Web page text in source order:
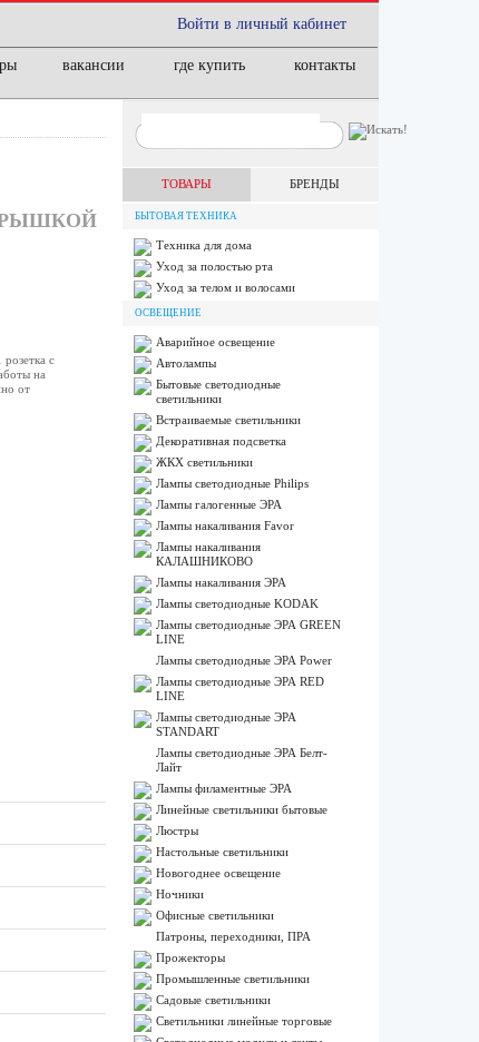
Войти в личный кабинет
вакансии где купить контакты
КРЫШКОЙ
с
на
от
ТОВАРЫ БРЕНДЫ
БЫТОВАЯ ТЕХНИКА
Техника для дома
Уход за полостью рта
Уход за телом и волосами
ОСВЕЩЕНИЕ
Аварийное освещение
Автолампы
Бытовые светодиодные
светильники
Встраиваемые светильники
Декоративная подсветка
ЖКХ светильники
Лампы cветодиодные Philips
Лампы галогенные ЭРА
Лампы накаливания Favor
Лампы накаливания
КАЛАШНИКОВО
Лампы накаливания ЭРА
Лампы светодиодные KODAK
Лампы светодиодные ЭРА GREEN
LINE
Лампы светодиодные ЭРА Power
Лампы светодиодные ЭРА RED
LINE
Лампы светодиодные ЭРА
STANDART
Лампы светодиодные ЭРА Белт-
Лайт
Лампы филаментные ЭРА
Линейные светильники бытовые
Люстры
Настольные светильники
Новогоднее освещение
Ночники
Офисные светильники
Патроны, переходники, ПРА
Прожекторы
Промышленные светильники
Садовые светильники
Светильники линейные торговые